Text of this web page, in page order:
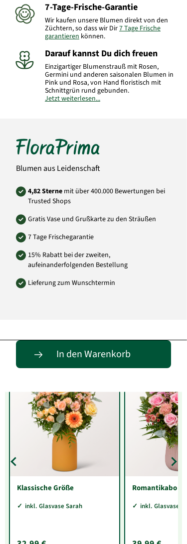
7-Tage-Frische-Garantie
Wir kaufen unsere Blumen direkt von den
Züchtern, so dass wir Dir7 Tage Frische
garantieren können.
Darauf kannst Du dich freuen
Einzigartiger Blumenstrauß mit Rosen,
Germini und anderen saisonalen Blumen in
Pink und Rosa, von Hand floristisch mit
Schnittgrün rund gebunden.
individuell andere Einkaufsquellen durch
seine Großhändler nutzt und somit die
Mengen und Größen der Blüten abweichen
immer dem Wert entsprechende Blumen in
verwendet wird.
Art.-Nr.: FI19
Jetzt weiterlesen...
Blumen aus Leidenschaft
4,82 Sterne mit über 400.000 Bewertungen bei
Trusted Shops
Gratis Vase und Grußkarte zu den Sträußen
7 Tage Frischegarantie
15% Rabatt bei der zweiten,
aufeinanderfolgenden Bestellung
Lieferung zum Wunschtermin
In den Warenkorb
Entdecke passende Alternativen
Klassische Größe
inkl. Glasvase Sarah
Romantikabo
inkl. Glasvase